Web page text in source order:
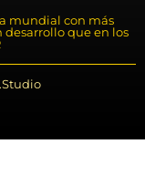
mundial con más
desarrollo que en los